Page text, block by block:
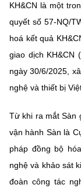
KH&CN là một
quyết số 57-NQ/
hoá kết quả
giao dịch KH&CN
ngày 30/6/2025,
nghệ và thiết bị
Từ khi ra mắt Sàn
vận hành Sàn là
pháp đồng bộ
nghệ và khảo sát
đoàn công tác